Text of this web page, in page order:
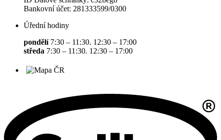
Bankovní účet: 281333599/0300
Úřední hodiny
pondělí7:30 – 11:30. 12:30 – 17:00
středa 7:30 – 11:30. 12:30 – 17:00